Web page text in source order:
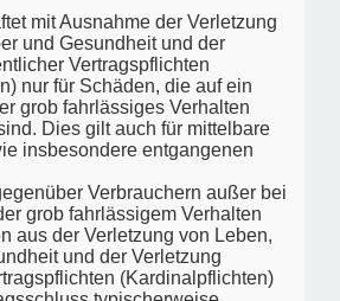
mit Ausnahme der Verletzung
und Gesundheit und der
Vertragspflichten
nur für Schäden, die auf ein
grob fahrlässiges Verhalten
Dies gilt auch für mittelbare
insbesondere entgangenen
Verbrauchern außer bei
grob fahrlässigem Verhalten
aus der Verletzung von Leben,
und der Verletzung
(Kardinalpflichten)